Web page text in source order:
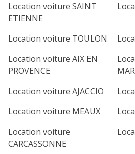
Location voiture SAINT
ETIENNE
Location voiture TOULON
Location voiture AIX EN
PROVENCE
Location voiture AJACCIO
Location voiture MEAUX
Location voiture
CARCASSONNE